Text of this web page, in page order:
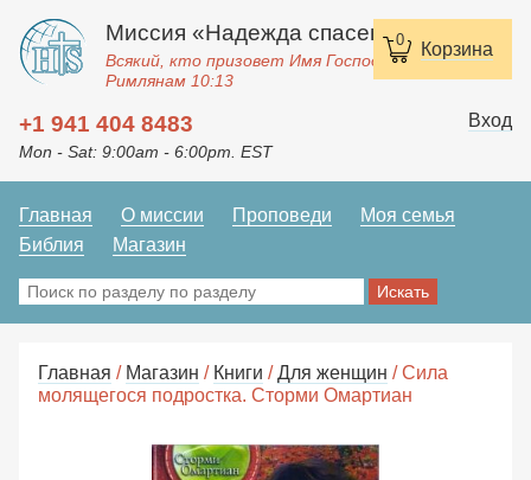
0 Корзина
Миссия «Надежда спасения»
Всякий, кто призовет Имя Господне, спасется.
Римлянам 10:13
+1 941 404 8483
Mon - Sat: 9:00am - 6:00pm. EST
Вход
Главная О миссии Проповеди
Моя семья
Библия
Магазин
Главная / Магазин / Книги /Для женщин / Сила
молящегося подростка. Сторми Омартиан